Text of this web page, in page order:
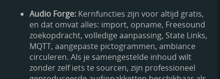
Audio Forge: Kernfuncties zijn voor altijd gratis,
en dat omvat alles: import, opname, Freesound
zoekopdracht, volledige aanpassing, State Links,
MQTT, aangepaste pictogrammen, ambiance
circuleren. Als je samengestelde inhoud wilt
zonder zelf iets te sourcen, zijn professioneel